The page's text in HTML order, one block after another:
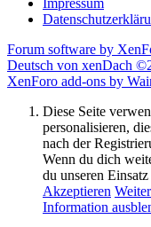
Impressum
Forum software by
Deutsch von xenDach
XenForo add-ons by
Diese Seite
personalisieren,
nach der
Wenn du dich
du unseren
Akzeptieren
Information